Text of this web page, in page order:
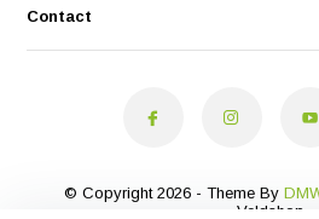
Contact
© Copyright 2026 - Theme By
Veldshop